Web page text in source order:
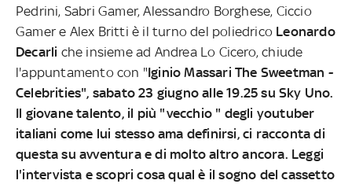
Pedrini, Sabri Gamer, Alessandro Borghese, Ciccio
Gamer e Alex Britti è il turno del poliedrico Leonardo
Decarli che insieme ad Andrea Lo Cicero, chiude
l'appuntamento con "Iginio Massari The Sweetman -
Celebrities", sabato 23 giugno alle 19.25 su Sky Uno.
Il giovane talento, il più "vecchio " degli youtuber
italiani come lui stesso ama definirsi, ci racconta di
questa su avventura e di molto altro ancora. Leggi
l'intervista e scopri cosa qual è il sogno del cassetto